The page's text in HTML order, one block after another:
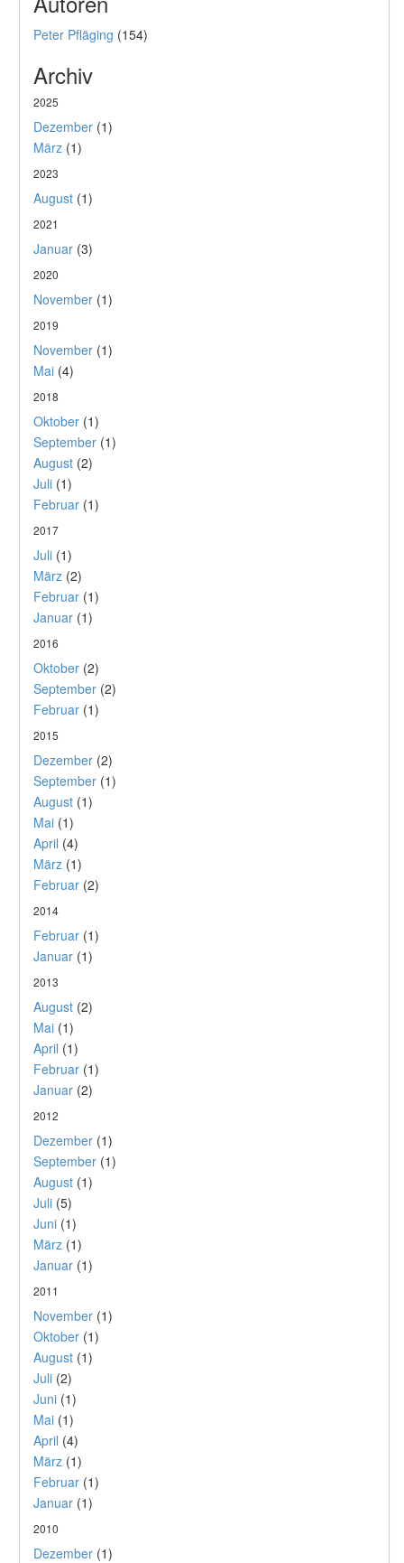
Peter Pfläging (154)
Archiv
2025
Dezember (1)
März (1)
2023
August (1)
2021
Januar (3)
2020
November (1)
2019
November (1)
Mai (4)
2018
Oktober (1)
September (1)
August (2)
Juli (1)
Februar (1)
2017
Juli (1)
März (2)
Februar (1)
Januar (1)
2016
Oktober (2)
September (2)
Februar (1)
2015
Dezember (2)
September (1)
August (1)
Mai (1)
April (4)
März (1)
Februar (2)
2014
Februar (1)
Januar (1)
2013
August (2)
Mai (1)
April (1)
Februar (1)
Januar (2)
2012
Dezember (1)
September (1)
August (1)
Juli (5)
Juni (1)
März (1)
Januar (1)
2011
November (1)
Oktober (1)
August (1)
Juli (2)
Juni (1)
Mai (1)
April (4)
März (1)
Februar (1)
Januar (1)
2010
Dezember (1)